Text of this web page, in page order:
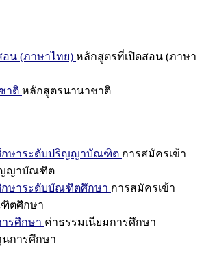
น (ภาษาไทย) หลักสูตรที่เปิดสอน (ภาษา
าติ หลักสูตรนานาชาติ
กษาระดับปริญญาบัณฑิต การสมัครเข้า
ญญาบัณฑิต
กษาระดับบัณฑิตศึกษา การสมัครเข้า
ตศึกษา
รศึกษา ค่าธรรมเนียมการศึกษา
การศึกษา